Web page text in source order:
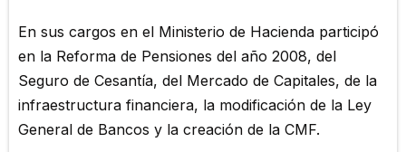
En sus cargos en el Ministerio de Hacienda participó
en la Reforma de Pensiones del año 2008, del
Seguro de Cesantía, del Mercado de Capitales, de la
infraestructura financiera, la modificación de la Ley
General de Bancos y la creación de la CMF.